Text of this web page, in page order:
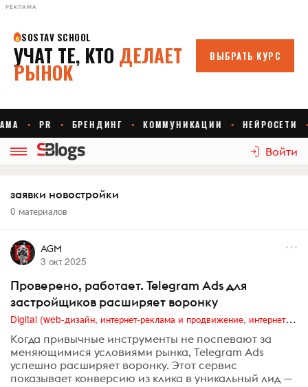
РЕКЛАМА
Войти
заявки новостройки
0 материалов
AGM
3 окт 2025
Проверено, работает. Telegram Ads для
застройщиков расширяет воронку
Digital (web-дизайн, интернет-реклама и продвижение, интернет-сообщества и блоги, интернет-коммуникации, мобильный маркетинг, реклама на цифровых экранах)
Когда привычные инструменты не поспевают за
меняющимися условиями рынка, Telegram Ads
успешно расширяет воронку. Этот сервис
показывает конверсию из клика в уникальный лид —